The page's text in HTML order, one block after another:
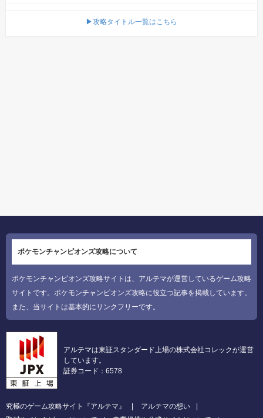
▶攻略タイトル一覧はこちら
ポケモンチャンピオンズ攻略について
ポケモンチャンピオンズ攻略サイトは、アルテマが運営しているゲーム攻略
サイトです。ポケモンチャンピオンズ攻略に役立つ記事を掲載しています。
また、当サイトは基本的にリンクフリーです。
アルテマは東証スタンダード上場の株式会社コレックが運営
しています。
証券コード：6578
究極のゲーム攻略サイト『アルテマ』
アルテマの想い